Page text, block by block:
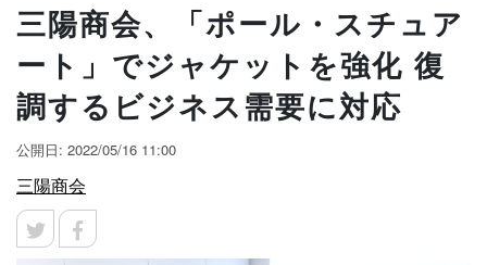
三陽商会、「ポール・スチュア
ート」でジャケットを強化 復
調するビジネス需要に対応
公開日: 2022/05/16 11:00
三陽商会